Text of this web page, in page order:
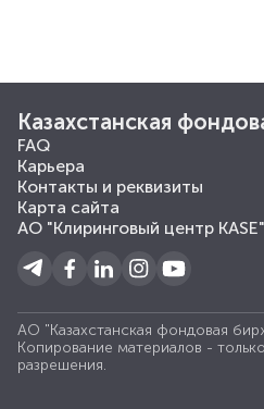
Казахстанская
FAQ
Карьера
Контакты и реквизиты
Карта сайта
АО "Клиринговый центр KASE"
АО "Казахстанская фондовая
Копирование материалов -
разрешения.